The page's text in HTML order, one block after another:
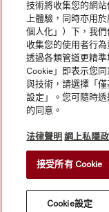
服務
© Copyright, Miele Hong
技術將收集您的網
上體驗，同時亦用
個人化」）下，我
收集您的使用者行
透過各類管道更精
Cookie」即表示您
與技術，請選擇「
設定」。您可隨時
的同意。
法律聲明 網上私隱
接受所有 Cookie
Cookie設定